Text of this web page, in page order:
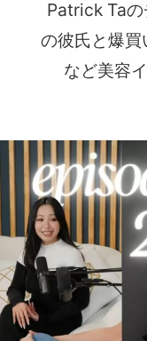
Patrick Ta
の彼氏と爆
など美容